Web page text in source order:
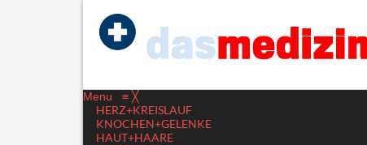
Menu ≡ ╳
HERZ+KREISLAUF
KNOCHEN+GELENKE
HAUT+HAARE